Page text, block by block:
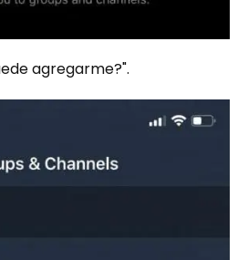
agregarme?".